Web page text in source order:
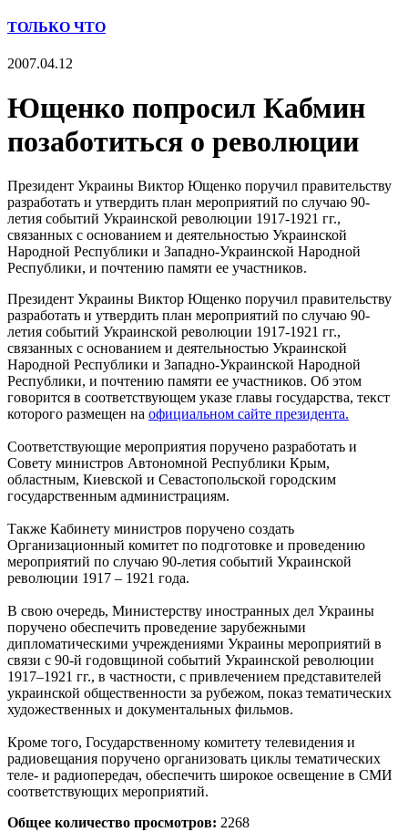
ТОЛЬКО ЧТО
2007.04.12
Ющенко попросил Кабмин
позаботиться о революции
Президент Украины Виктор Ющенко поручил правительству
разработать и утвердить план мероприятий по случаю 90-
летия событий Украинской революции 1917-1921 гг.,
связанных с основанием и деятельностью Украинской
Народной Республики и Западно-Украинской Народной
Республики, и почтению памяти ее участников.
Президент Украины Виктор Ющенко поручил правительству
разработать и утвердить план мероприятий по случаю 90-
летия событий Украинской революции 1917-1921 гг.,
связанных с основанием и деятельностью Украинской
Народной Республики и Западно-Украинской Народной
Республики, и почтению памяти ее участников. Об этом
говорится в соответствующем указе главы государства, текст
которого размещен на официальном сайте президента.
Соответствующие мероприятия поручено разработать и
Совету министров Автономной Республики Крым,
областным, Киевской и Севастопольской городским
государственным администрациям.
Также Кабинету министров поручено создать
Организационный комитет по подготовке и проведению
мероприятий по случаю 90-летия событий Украинской
революции 1917 – 1921 года.
В свою очередь, Министерству иностранных дел Украины
поручено обеспечить проведение зарубежными
дипломатическими учреждениями Украины мероприятий в
связи с 90-й годовщиной событий Украинской революции
1917–1921 гг., в частности, с привлечением представителей
украинской общественности за рубежом, показ тематических
художественных и документальных фильмов.
Кроме того, Государственному комитету телевидения и
радиовещания поручено организовать циклы тематических
теле- и радиопередач, обеспечить широкое освещение в СМИ
соответствующих мероприятий.
Общее количество просмотров: 2268